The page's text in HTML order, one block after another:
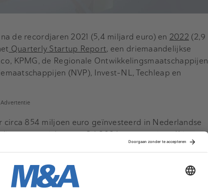
de recordjaren 2021 (5,4 miljard euro) en 2022 (2,9
Quarterly Startup Report, een driemaandelijkse
KPMG, de Regionale Ontwikkelingsmaatschappijen
(NVP), Invest-NL, Techleap en
Advertentie
circa 854 miljoen euro geïnvesteerd in Nederlandse
ten opzichte van Q4 2024, toen er circa 416
(circa 451 miljoen euro) groeide het
aan één uitzonderlijk grote ronde:
Picnic
dan 100 miljoen euro in het kwartaal. In het